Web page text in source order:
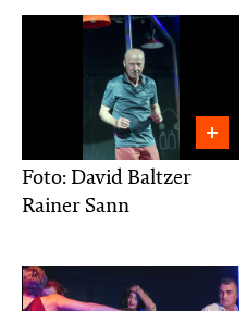
Foto: David Baltzer
Rainer Sann